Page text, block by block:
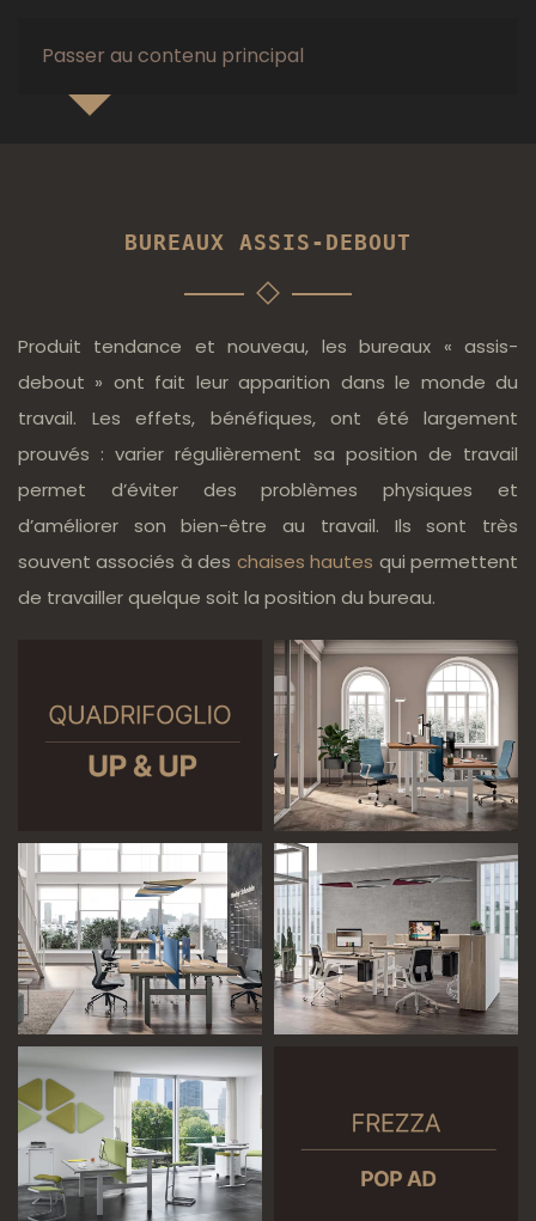
Passer au contenu principal
BUREAUX ASSIS-DEBOUT
Produit tendance et nouveau, les bureaux « assis-
debout » ont fait leur apparition dans le monde du
travail. Les effets, bénéfiques, ont été largement
prouvés : varier régulièrement sa position de travail
permet d’éviter des problèmes physiques et
d’améliorer son bien-être au travail. Ils sont très
souvent associés à des chaises hautes qui permettent
de travailler quelque soit la position du bureau.